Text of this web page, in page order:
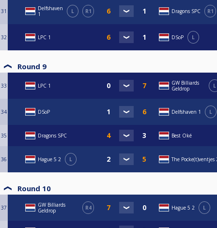
31
Delfshaven
1
L R1 Dragons SPC R1
32 LPC 1 DSoP L
Round 9
33 LPC 1
GW Billiards
Geldrop
L
34 DSoP Delfshaven 1 L
35 Dragons SPC Best Oké
36 Hague 5 2 L The Pocke(t)ventjes
Round 10
37
GW Billiards
Geldrop
R4 Hague 5 2 L